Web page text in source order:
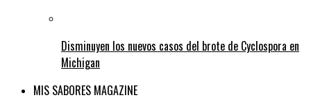
Disminuyen los nuevos casos del brote de Cyclospora en
Michigan
MIS SABORES MAGAZINE